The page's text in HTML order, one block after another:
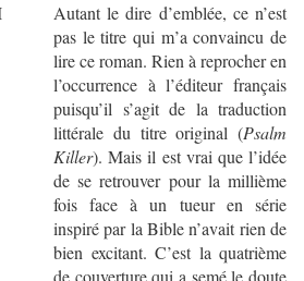
Autant le dire d’emblée, ce n’est
pas le titre qui m’a convaincu de
lire ce roman. Rien à reprocher en
l’occurrence à l’éditeur français
puisqu’il s’agit de la traduction
littérale du titre original (Psalm
Killer). Mais il est vrai que l’idée
de se retrouver pour la millième
fois face à un tueur en série
inspiré par la Bible n’avait rien de
bien excitant. C’est la quatrième
de couverture qui a semé le doute